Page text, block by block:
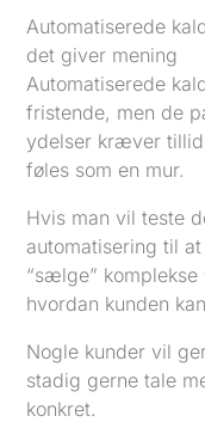
Automatiserede
det giver mening
Automatiserede
fristende, men de
ydelser kræver
føles som en mur.
Hvis man vil teste
automatisering til
“sælge”
hvordan kunden
Nogle kunder vil
stadig gerne tale
konkret.